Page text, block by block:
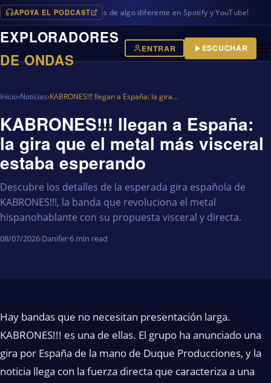
APOYA EL PODCAST
en iVoox, además de algo diferente en Spotify y YouTube!
EXPLORADORES
DE ONDAS
ENTRAR ESCUCHAR
Inicio›Noticias›KABRONES!!! llegan a España: la gira…
KABRONES!!! llegan a España:
la gira que el metal más visceral
estaba esperando
Descubre los detalles de la esperada gira española de
KABRONES!!!, la banda que revoluciona el metal
hispanohablante con su propuesta visceral y directa.
08/07/2026·Danifer·6 min read
Hay bandas que no necesitan presentación larga.
KABRONES!!! es una de ellas. El grupo ha anunciado una
gira por España de la mano de Duque Producciones, y la
noticia llega con la fuerza directa que caracteriza a una